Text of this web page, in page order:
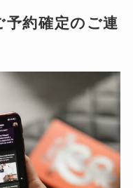
約確定のご連